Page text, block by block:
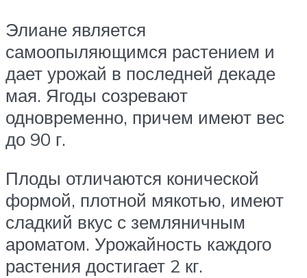
Элиане является
самоопыляющимся растением и
дает урожай в последней декаде
мая. Ягоды созревают
одновременно, причем имеют вес
до 90 г.
Плоды отличаются конической
формой, плотной мякотью, имеют
сладкий вкус с земляничным
ароматом. Урожайность каждого
растения достигает 2 кг.